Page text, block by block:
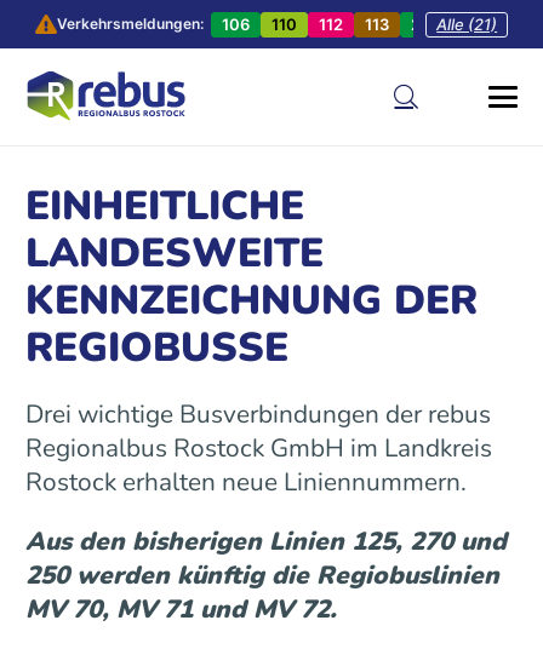
Verkehrsmeldungen: 106 110 112 113 201 202
Alle (21)
EINHEITLICHE
LANDESWEITE
KENNZEICHNUNG DER
REGIOBUSSE
Drei wichtige Busverbindungen der rebus
Regionalbus Rostock GmbH im Landkreis
Rostock erhalten neue Liniennummern.
Aus den bisherigen Linien 125, 270 und
250 werden künftig die Regiobuslinien
MV 70, MV 71 und MV 72.